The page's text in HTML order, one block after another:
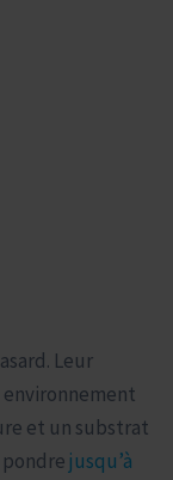
Leur
et un substrat
jusqu’à